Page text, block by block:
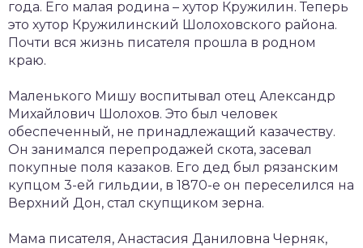
года. Его малая родина – хутор Кружилин. Теперь
это хутор Кружилинский Шолоховского района.
Почти вся жизнь писателя прошла в родном
краю.
Маленького Мишу воспитывал отец Александр
Михайлович Шолохов. Это был человек
обеспеченный, не принадлежащий казачеству.
Он занимался перепродажей скота, засевал
покупные поля казаков. Его дед был рязанским
купцом 3-ей гильдии, в 1870-е он переселился на
Верхний Дон, стал скупщиком зерна.
Мама писателя, Анастасия Даниловна Черняк,